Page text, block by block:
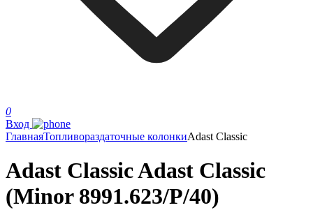
0
Вход
ГлавнаяТопливораздаточные колонкиAdast Classic
Adast Classic Adast Classic
(Minor 8991.623/P/40)